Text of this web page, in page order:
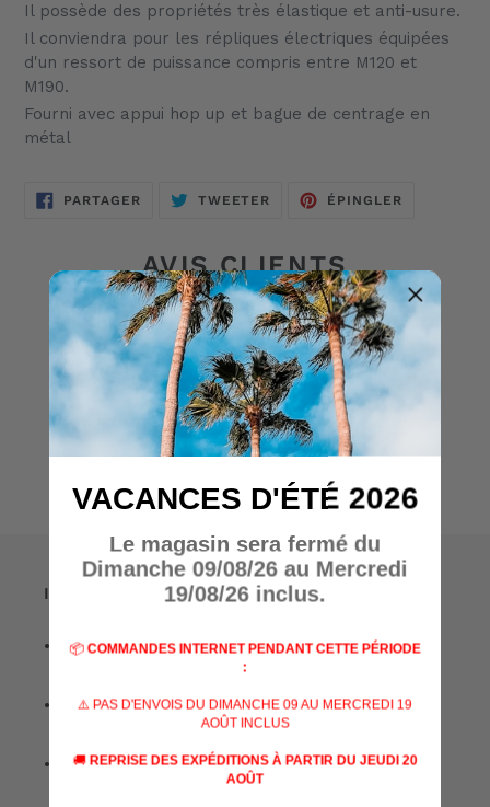
votre
panier
Il possède des propriétés très élastique et anti-usure.
Il conviendra pour les répliques électriques équipées
d'un ressort de puissance compris entre M120 et
M190.
Fourni avec appui hop up et bague de centrage en
métal
PARTAGERPARTAGER
SUR
TWEETER TWEETERÉPINGLER
AVIS CLIENTS
Soyez le premier à écrire un avis
Écrire un avis
Informations
• A propos de nous
• Nos marques
• Nos spécialisations
VACANCES D'ÉTÉ 2026
Le magasin sera fermé du
Dimanche 09/08/26 au Mercredi
19/08/26 inclus.
📦 COMMANDES INTERNET PENDANT CETTE PÉRIODE
:
⚠️ PAS D'ENVOIS DU DIMANCHE 09 AU MERCREDI 19
AOÛT INCLUS
🚚 REPRISE DES EXPÉDITIONS À PARTIR DU JEUDI 20
AOÛT